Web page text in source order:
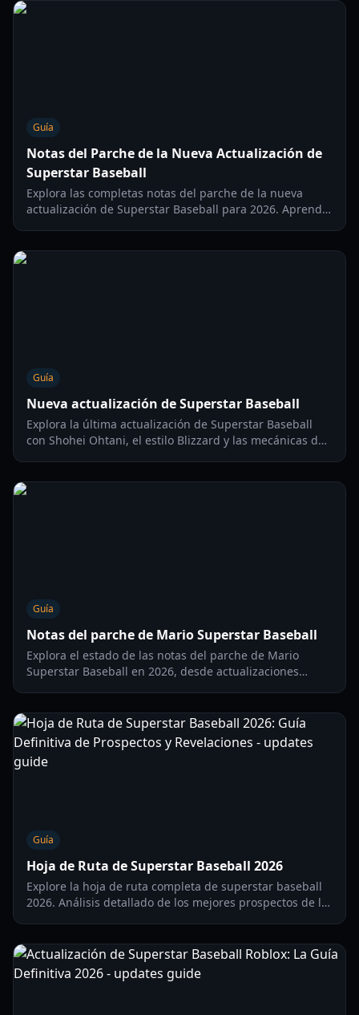
Guía
Notas del Parche de la Nueva Actualización de
Superstar Baseball
Explora las completas notas del parche de la nueva
actualización de Superstar Baseball para 2026. Aprende
Guía
Nueva actualización de Superstar Baseball
Explora la última actualización de Superstar Baseball
con Shohei Ohtani, el estilo Blizzard y las mecánicas de
Guía
Notas del parche de Mario Superstar Baseball
Explora el estado de las notas del parche de Mario
Superstar Baseball en 2026, desde actualizaciones
Guía
Hoja de Ruta de Superstar Baseball 2026
Explore la hoja de ruta completa de superstar baseball
2026. Análisis detallado de los mejores prospectos de la